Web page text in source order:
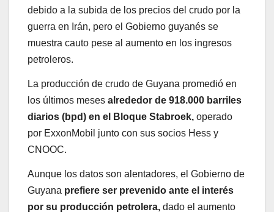
debido a la subida de los precios del crudo por la
guerra en Irán, pero el Gobierno guyanés se
muestra cauto pese al aumento en los ingresos
petroleros.
La producción de crudo de Guyana promedió en
los últimos meses alrededor de 918.000 barriles
diarios (bpd) en el Bloque Stabroek, operado
por ExxonMobil junto con sus socios Hess y
CNOOC.
Aunque los datos son alentadores, el Gobierno de
Guyana prefiere ser prevenido ante el interés
por su producción petrolera, dado el aumento